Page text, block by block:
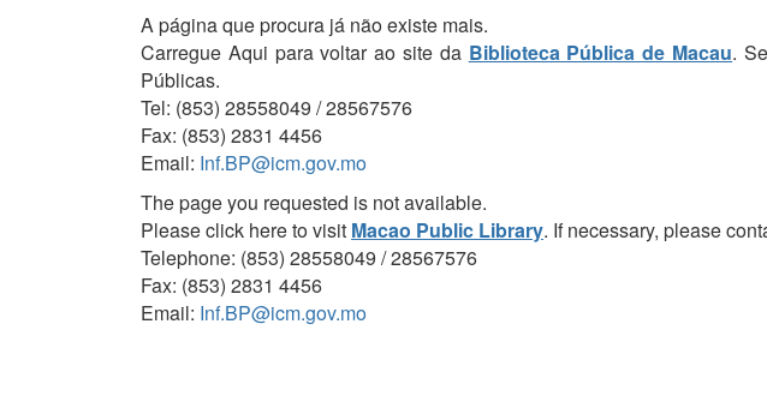
A página que procura já não existe mais.
Carregue Aqui para voltar ao site da Biblioteca Pública de Macau.
Públicas.
Tel: (853) 28558049 / 28567576
Fax: (853) 2831 4456
Email: Inf.BP@icm.gov.mo
The page you requested is not available.
Please click here to visit Macao Public Library. If necessary, please
Telephone: (853) 28558049 / 28567576
Fax: (853) 2831 4456
Email: Inf.BP@icm.gov.mo